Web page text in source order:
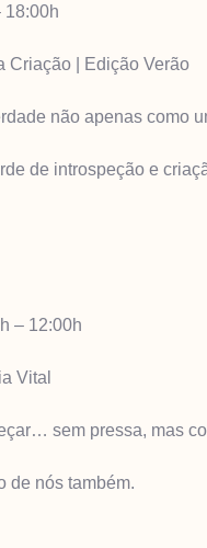
18:00h
Criação | Edição Verão
não apenas como
de introspeção e
– 12:00h
Vital
sem pressa, mas
de nós também.